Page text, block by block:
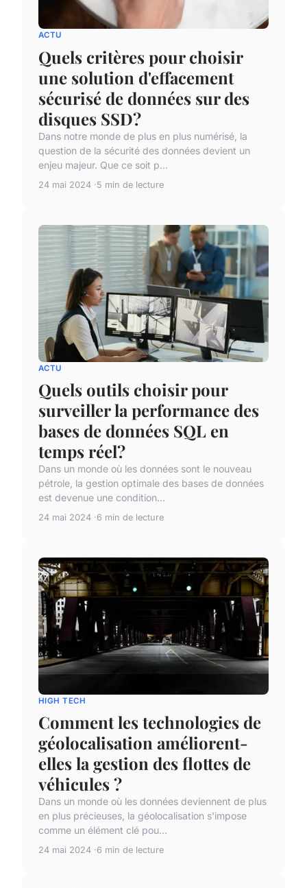
ACTU
Quels critères pour choisir
une solution d'effacement
sécurisé de données sur des
disques SSD?
Dans notre monde de plus en plus numérisé, la
question de la sécurité des données devient un
enjeu majeur. Que ce soit p...
24 mai 2024 5 min de lecture
ACTU
Quels outils choisir pour
surveiller la performance des
bases de données SQL en
temps réel?
Dans un monde où les données sont le nouveau
pétrole, la gestion optimale des bases de données
est devenue une condition...
24 mai 2024 6 min de lecture
HIGH TECH
Comment les technologies de
géolocalisation améliorent-
elles la gestion des flottes de
véhicules ?
Dans un monde où les données deviennent de plus
en plus précieuses, la géolocalisation s'impose
comme un élément clé pou...
24 mai 2024 6 min de lecture